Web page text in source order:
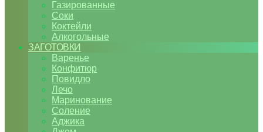
Газированные
Соки
Коктейли
Алкогольные
ЗАГОТОВКИ
Варенье
Конфитюр
Повидло
Лечо
Маринование
Соление
Аджика